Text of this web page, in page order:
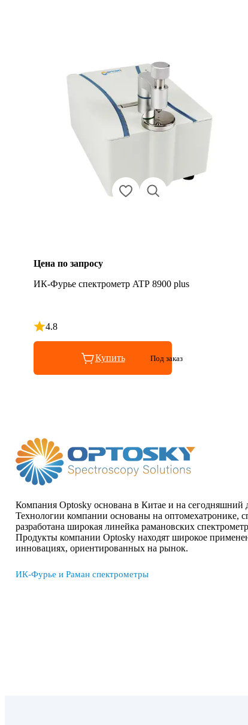
Цена по запросу
ИК-Фурье спектрометр ATP 8900 plus
4.8
Рейтинг 4.8 из 5
Купить Под заказ
Компания Optosky основана в Китае и на сегодняшний
Технологии компании основаны на оптомехатронике,
разработана широкая линейка рамановских
Продукты компании Optosky находят широкое
инновациях, ориентированных на рынок.
ИК-Фурье и Раман спектрометры